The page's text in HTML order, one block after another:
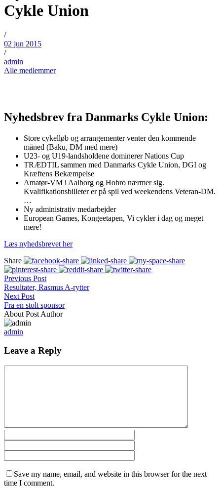
Cykle Union
/
02 jun 2015
/
admin
Alle medlemmer
Nyhedsbrev fra Danmarks Cykle Union:
Store cykelløb og arrangementer venter den kommende
måned (Baku, DM med mere)
U23- og U19-landsholdene dominerer Nations Cup
TRÆDTIL sammen med Danmarks Cykle Union, DGI og
Kræftens Bekæmpelse
Amatør-VM i Aalborg og Hobro nærmer sig.
Kvalifikationsbilleter er på spil ved weekendens Veteran-DM.
…
Ny administrativ medarbejder
European Games, Kongeetapen, Vi cykler i dag og meget
mere!
Læs nyhedsbrevet her
Share
Previous Post
Resultater, Rasmus A-rytter
Next Post
Fra en stolt sponsor
About Post Author
admin
Leave a Reply
Save my name, email, and website in this browser for the next
time I comment.